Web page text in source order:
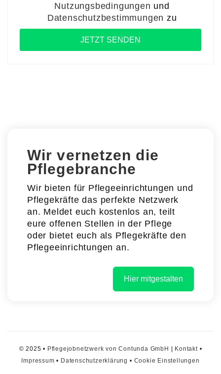
Nutzungsbedingungen und
Datenschutzbestimmungen zu
Wir vernetzen die
Pflegebranche
Wir bieten für Pflegeeinrichtungen und
Pflegekräfte das perfekte Netzwerk
an. Meldet euch kostenlos an, teilt
eure offenen Stellen in der Pflege
oder bietet euch als Pflegekräfte den
Pflegeeinrichtungen an.
Hier mitgestalten
© 2025 • Pflegejobnetzwerk von Contunda GmbH Kontakt•
Impressum • Datenschutzerklärung • Cookie Einstellungen